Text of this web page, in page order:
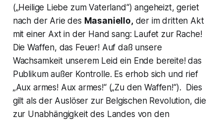
(„Heilige Liebe zum Vaterland“) angeheizt, geriet
nach der Arie des Masaniello,der im dritten Akt
mit einer Axt in der Hand sang: Laufet zur Rache!
Die Waffen, das Feuer! Auf daß unsere
Wachsamkeit unserem Leid ein Ende bereite!das
Publikum außer Kontrolle. Es erhob sich und rief
„Aux armes! Aux armes!“ („Zu den Waffen!“). Dies
gilt als der Auslöser zur Belgischen Revolution, die
zur Unabhängigkeit des Landes von den